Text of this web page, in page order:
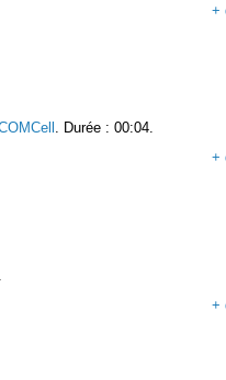
+
. Durée : 00:04.
+
+